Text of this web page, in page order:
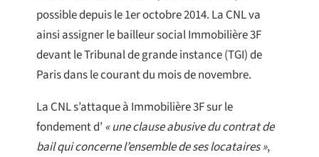
possible depuis le 1er octobre 2014. La CNL va
ainsi assigner le bailleur social Immobilière 3F
devant le Tribunal de grande instance (TGI) de
Paris dans le courant du mois de novembre.
La CNL s’attaque à Immobilière 3F sur le
fondement d’« une clause abusive du contrat de
bail qui concerne l’ensemble de ses locataires »,